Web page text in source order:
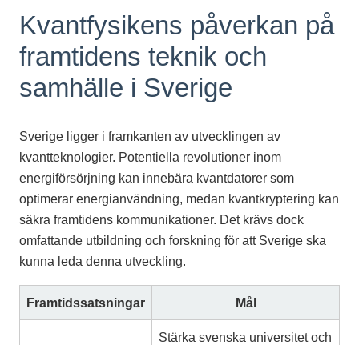
Kvantfysikens påverkan på
framtidens teknik och
samhälle i Sverige
Sverige ligger i framkanten av utvecklingen av
kvantteknologier. Potentiella revolutioner inom
energiförsörjning kan innebära kvantdatorer som
optimerar energianvändning, medan kvantkryptering kan
säkra framtidens kommunikationer. Det krävs dock
omfattande utbildning och forskning för att Sverige ska
kunna leda denna utveckling.
Framtidssatsningar Mål
Stärka svenska universitet och